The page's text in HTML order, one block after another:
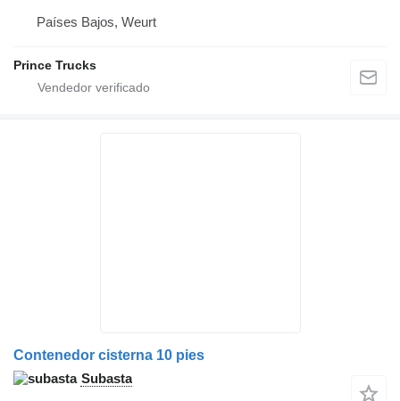
Países Bajos, Weurt
Prince Trucks
Contenedor cisterna 10 pies
Subasta